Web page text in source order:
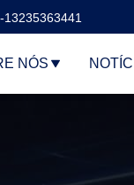
13235363441
NÓS